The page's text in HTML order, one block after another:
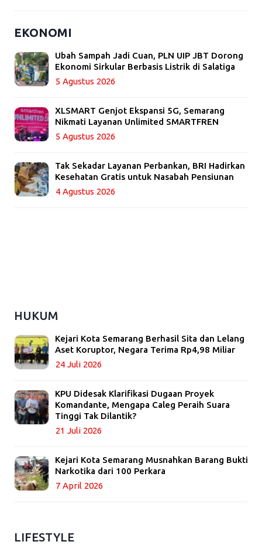
EKONOMI
Ubah Sampah Jadi Cuan, PLN UIP JBT Dorong
Ekonomi Sirkular Berbasis Listrik di Salatiga
5 Agustus 2026
XLSMART Genjot Ekspansi 5G, Semarang
Nikmati Layanan Unlimited SMARTFREN
5 Agustus 2026
Tak Sekadar Layanan Perbankan, BRI Hadirkan
Kesehatan Gratis untuk Nasabah Pensiunan
4 Agustus 2026
HUKUM
Kejari Kota Semarang Berhasil Sita dan Lelang
Aset Koruptor, Negara Terima Rp4,98 Miliar
24 Juli 2026
KPU Didesak Klarifikasi Dugaan Proyek
Komandante, Mengapa Caleg Peraih Suara
Tinggi Tak Dilantik?
21 Juli 2026
Kejari Kota Semarang Musnahkan Barang Bukti
Narkotika dari 100 Perkara
7 April 2026
LIFESTYLE